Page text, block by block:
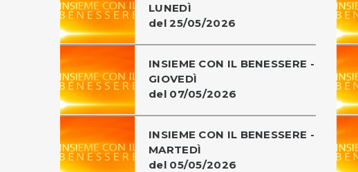
LUNEDÌ
del 25/05/2026
INSIEME CON IL BENESSERE -
GIOVEDÌ
del 07/05/2026
INSIEME CON IL BENESSERE -
MARTEDÌ
del 05/05/2026